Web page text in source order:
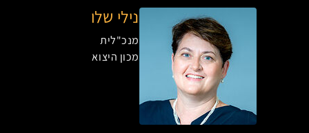
נילי שלו
מנכ"לית
מכון היצוא